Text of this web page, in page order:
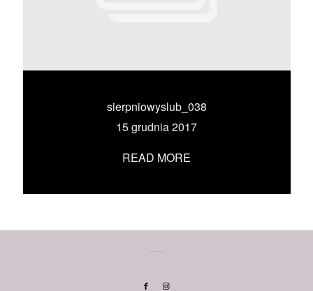
sierpniowyslub_038
15 grudnia 2017
READ MORE
UMÓW SIĘ ZE MNĄ →